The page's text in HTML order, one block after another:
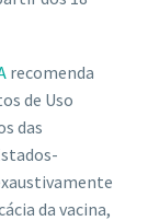
recomenda
de Uso
das
da vacina,